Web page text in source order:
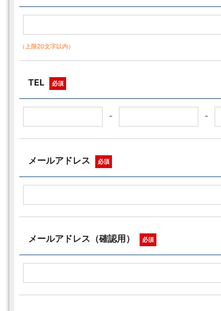
（上限20文字以内）
TEL 必須
- -
メールアドレス 必須
メールアドレス（確認用） 必須